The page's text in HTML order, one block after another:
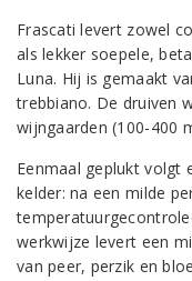
Frascati levert zowel
als lekker soepele,
Luna. Hij is gemaakt
trebbiano. De druiven
wijngaarden (100-400
Eenmaal geplukt volgt
kelder: na een milde
werkwijze levert een
van peer, perzik en